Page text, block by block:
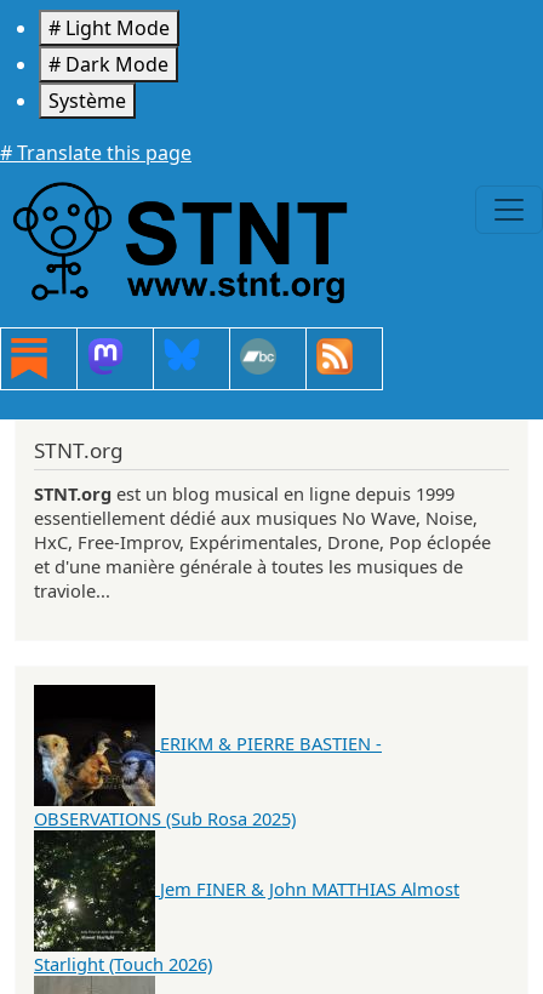
Aller au contenu principal
# Light Mode
# Dark Mode
Système
# Translate this page
STNT.org
STNT.org est un blog musical en ligne depuis 1999
essentiellement dédié aux musiques No Wave, Noise,
HxC, Free-Improv, Expérimentales, Drone, Pop éclopée
et d'une manière générale à toutes les musiques de
traviole...
ERIKM & PIERRE BASTIEN -
OBSERVATIONS (Sub Rosa 2025)
Jem FINER & John MATTHIAS Almost
Starlight (Touch 2026)